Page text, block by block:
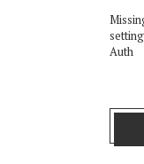
Auth